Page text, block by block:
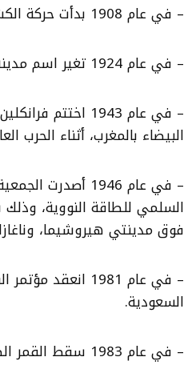
– في عام 1908 بدأت حركة الكشافة للفتيان في إنجلترا.
– في عام 1924 تغير اسم مدينة (سانت بطرسبرغ) إلى (لينينغراد).
– في عام 1943
البيضاء بالمغرب، أثناء الحرب
– في عام 1946
السلمي للطاقة النووية، وذلك
فوق مدينتي هيروشيما،
– في عام 1981
السعودية.
– في عام 1983 سقط القمر الصناعي السوفيتي “كوزموس” في المحيط الهادي.